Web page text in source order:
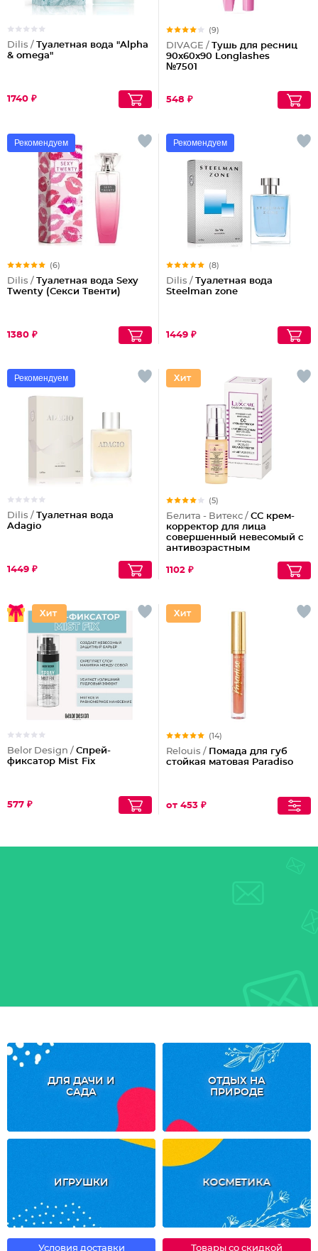
Dilis / Туалетная вода "Alpha
& omega"
1740 ₽
(9)
DIVAGE / Тушь для ресниц
90x60x90 Longlashes
№7501
548 ₽
Рекомендуем
(6)
Dilis / Туалетная вода Sexy
Twenty (Секси Твенти)
1380 ₽
Рекомендуем
(8)
Dilis / Туалетная вода
Steelman zone
1449 ₽
Рекомендуем
Dilis / Туалетная вода
Adagio
1449 ₽
(5)
Белита - Витекс / СС крем-
корректор для лица
совершенный невесомый с
антивозрастным
1102 ₽
Belor Design / Спрей-
фиксатор Mist Fix
577 ₽
(14)
Relouis / Помада для губ
стойкая матовая Paradiso
от 453 ₽
ДЛЯ ДАЧИ И
САДА
ОТДЫХ НА
ПРИРОДЕ
ИГРУШКИ КОСМЕТИКА
Условия доставки Товары со скидкой